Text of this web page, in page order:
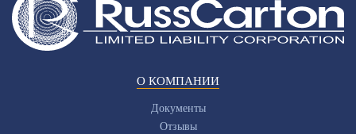
О КОМПАНИИ
Документы
Отзывы